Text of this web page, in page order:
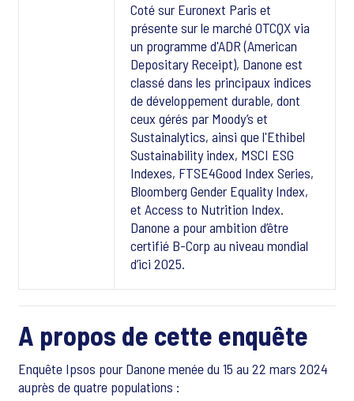
Coté sur Euronext Paris et
présente sur le marché OTCQX via
un programme d'ADR (American
Depositary Receipt), Danone est
classé dans les principaux indices
de développement durable, dont
ceux gérés par Moody’s et
Sustainalytics, ainsi que l'Ethibel
Sustainability index, MSCI ESG
Indexes, FTSE4Good Index Series,
Bloomberg Gender Equality Index,
et Access to Nutrition Index.
Danone a pour ambition d’être
certifié B-Corp au niveau mondial
d’ici 2025.
A propos de cette enquête
Enquête Ipsos pour Danone menée du 15 au 22 mars 2024
auprès de quatre populations :